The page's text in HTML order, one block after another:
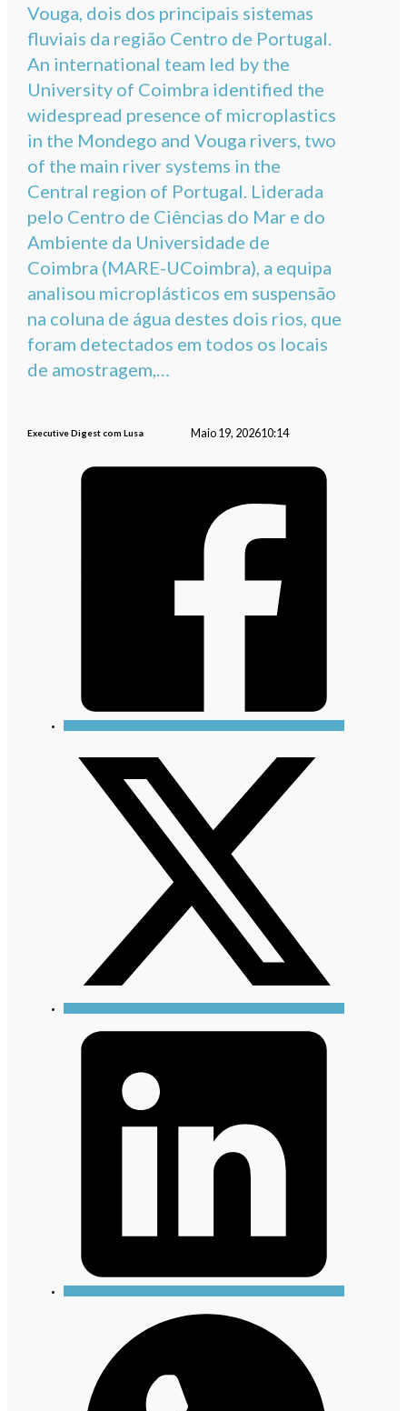
Vouga, dois dos principais sistemas
fluviais da região Centro de Portugal.
An international team led by the
University of Coimbra identified the
widespread presence of microplastics
in the Mondego and Vouga rivers, two
of the main river systems in the
Central region of Portugal. Liderada
pelo Centro de Ciências do Mar e do
Ambiente da Universidade de
Coimbra (MARE-UCoimbra), a equipa
analisou microplásticos em suspensão
na coluna de água destes dois rios, que
foram detectados em todos os locais
de amostragem,…
Executive Digest com Lusa Maio 19, 202610:14